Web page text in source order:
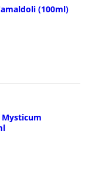
(100ml)
Mysticum